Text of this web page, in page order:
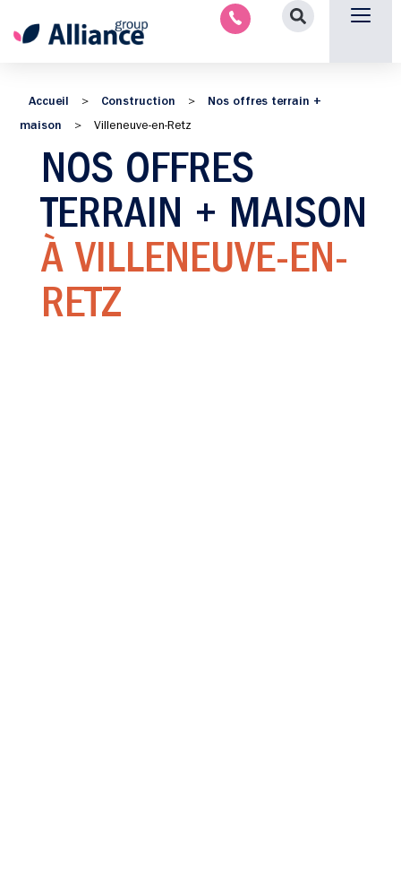
Accueil > Construction >
Nos offres terrain +
maison
> Villeneuve-en-Retz
NOS OFFRES
TERRAIN + MAISON
À VILLENEUVE-EN-
RETZ